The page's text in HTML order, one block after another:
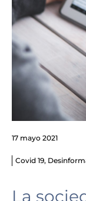
17 mayo 2021
Covid 19,
La